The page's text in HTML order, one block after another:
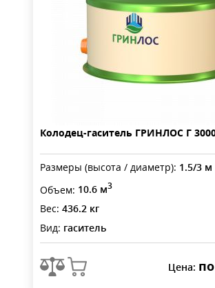
Колодец-гаситель ГРИНЛОС Г
Размеры (высота / диаметр): 1.5/3 м
Объем: 10.6 м3
Вес: 436.2 кг
Вид: гаситель
Цена: